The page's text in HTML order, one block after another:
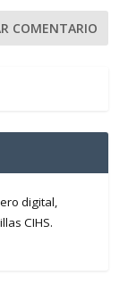
digital,
CIHS.